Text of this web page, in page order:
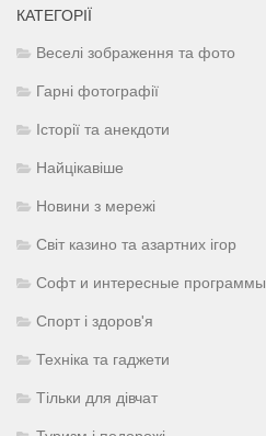
КАТЕГОРІЇ
Веселі зображення та фото
Гарні фотографії
Історії та анекдоти
Найцікавіше
Новини з мережі
Світ казино та азартних ігор
Софт и интересные программы
Спорт і здоров'я
Техніка та гаджети
Тільки для дівчат